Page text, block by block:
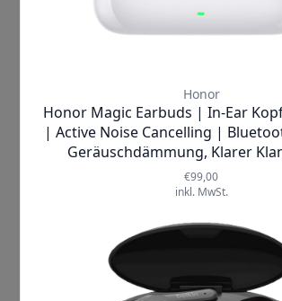
Honor |Pad 8 Wi-Fi
AUSVERKAUFT